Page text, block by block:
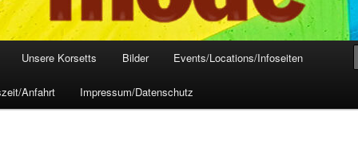
Unsere Korsetts Bilder Events/Locations/Infoseiten
Anfahrt Impressum/Datenschutz